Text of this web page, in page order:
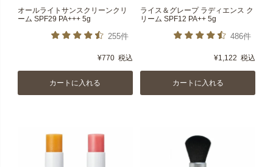
オールライトサンスクリーンクリ
ーム SPF29 PA+++ 5g
255件
¥770 税込
カートに入れる
ライス＆グレープ ラディエンス ク
リーム SPF12 PA++ 5g
486件
¥1,122 税込
カートに入れる